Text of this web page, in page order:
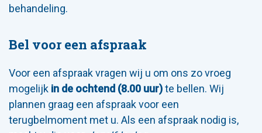
behandeling.
Bel voor een afspraak
Voor een afspraak vragen wij u om ons zo vroeg
mogelijk in de ochtend (8.00 uur)te bellen. Wij
plannen graag een afspraak voor een
terugbelmoment met u. Als een afspraak nodig is,